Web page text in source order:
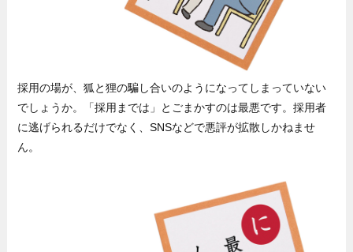
採用の場が、狐と狸の騙し合いのようになってしまっていない
でしょうか。「採用までは」とごまかすのは最悪です。採用者
に逃げられるだけでなく、SNSなどで悪評が拡散しかねませ
ん。